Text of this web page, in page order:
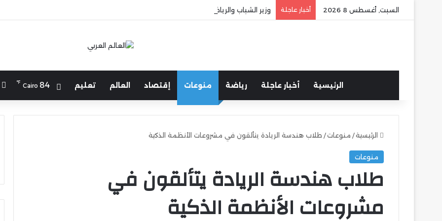
السبت, أغسطس 8 2026 أخبار عاجلة وزير الشباب والرياضة يهنئ منتخب مصر للشطرنج
الرئيسية أخبار عاجلة رياضة منوعات إقتصاد العالم تعليم Cairo 84
℉
الرئيسية/ منوعات/ طلاب هندسة الريادة يتألقون في مشروعات الأنظمة الذكية
منوعات
طلاب هندسة الريادة يتألقون في
مشروعات الأنظمة الذكية